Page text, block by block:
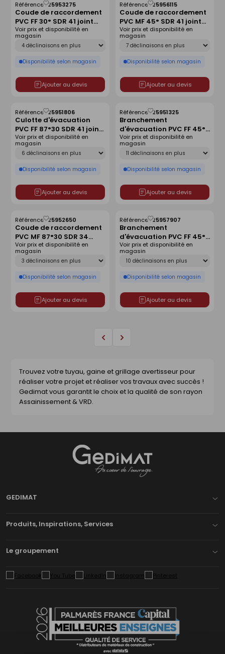
Coude de raccordement
PVC FF 30° SDR 41 joint
monté - D315
Référence :25953275
Déclinaison
Disponibilité selon magasin
Voir prix et disponibilité en
magasin
Ajouter au devis
Enregistrer
comme
liste
Coude de raccordement
PVC MF 45° SDR 41 joint
monté - D315
Référence :25956115
Déclinaison
Disponibilité selon magasin
Voir prix et disponibilité en
magasin
Ajouter au devis
Enregistrer
comme
liste
Culotte d'évacuation
PVC FF 87°30 SDR 41 joint
monté - D400
Référence :25951806
Déclinaison
Disponibilité selon magasin
Voir prix et disponibilité en
magasin
Ajouter au devis
Enregistrer
comme
liste
Branchement
d'évacuation PVC FF 45°
SDR 41 joint monté -
D250x160
Référence :25951325
Déclinaison
Disponibilité selon magasin
Voir prix et disponibilité en
magasin
Ajouter au devis
Enregistrer
comme
liste
Coude de raccordement
PVC MF 87°30 SDR 34
joint monté - D160
Référence :25952650
Déclinaison
Disponibilité selon magasin
Voir prix et disponibilité en
magasin
Ajouter au devis
Enregistrer
comme
liste
Branchement
d'évacuation PVC FF 45°
SDR 34 joint monté -
D315x160
Référence :25957907
Déclinaison
Disponibilité selon magasin
Voir prix et disponibilité en
magasin
Ajouter au devis
Enregistrer
comme
liste
Page
Page
Trouvez votre tuyau, gaine et grillage avertisseur pour
réaliser votre projet et réaliser vos travaux avec succès !
Gedimat vous garantit le choix et la qualité de son rayon
Assainissement & VRD.
GEDIMAT
Produits, Inspirations, Services
Le groupement